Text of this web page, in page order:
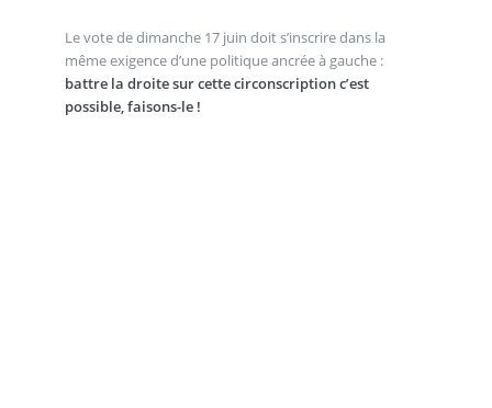
Le vote de dimanche 17 juin doit s’inscrire dans la
même exigence d’une politique ancrée à gauche :
battre la droite sur cette circonscription c’est
possible, faisons-le !